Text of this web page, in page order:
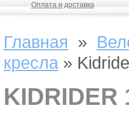
Оплата и доставка
Главная »
кресла »
KIDRIDER